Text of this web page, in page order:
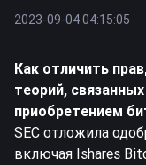
2023-09-04 04:15:05
Как отличить
теорий,
приобретением
SEC отложила
включая Ishares